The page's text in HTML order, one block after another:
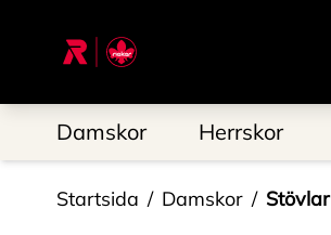
Till startsidan
Damskor Herrskor
Startsida Damskor Stövlar